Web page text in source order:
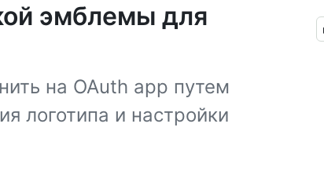
эмблемы для
на OAuth app путем
логотипа и настройки